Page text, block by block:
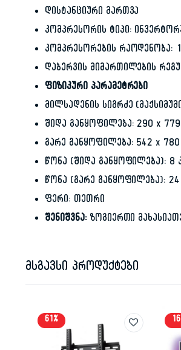
დისტანციური მართვა
კომპრესორის ტიპი:
კომპრესორების რაოდენობა: 1
დაბერვის მიმართილების
ფიზიკური პარამეტრები
მილსადენის სიგრძე
შიდა განყოფილება: 290 x
გარე განყოფილება: 542 x
წონა (შიდა განყოფილება): 8
წონა (გარე განყოფილება): 24
ფერი: თეთრი
შენიშვნა:ზოგიერთი
მსგავსი პროდუქტები
61%